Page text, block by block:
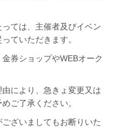
ては、主催者及びイベン
ていただきます。
券ショップやWEBオーク
により、急きょ変更又は
ご了承ください。
ざいましてもお断りいた